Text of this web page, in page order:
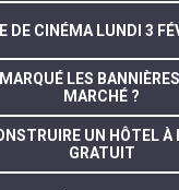
DE CINÉMA LUNDI 3
LES
MARCHÉ ?
UN HÔTEL À
GRATUIT